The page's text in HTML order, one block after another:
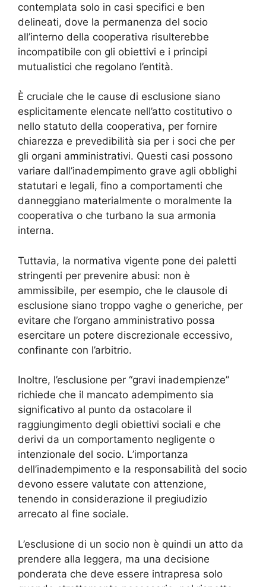
contemplata solo in casi specifici e ben
delineati, dove la permanenza del socio
all’interno della cooperativa risulterebbe
incompatibile con gli obiettivi e i principi
mutualistici che regolano l’entità.
È cruciale che le cause di esclusione siano
esplicitamente elencate nell’atto costitutivo o
nello statuto della cooperativa, per fornire
chiarezza e prevedibilità sia per i soci che per
gli organi amministrativi. Questi casi possono
variare dall’inadempimento grave agli obblighi
statutari e legali, fino a comportamenti che
danneggiano materialmente o moralmente la
cooperativa o che turbano la sua armonia
interna.
Tuttavia, la normativa vigente pone dei paletti
stringenti per prevenire abusi: non è
ammissibile, per esempio, che le clausole di
esclusione siano troppo vaghe o generiche, per
evitare che l’organo amministrativo possa
esercitare un potere discrezionale eccessivo,
confinante con l’arbitrio.
Inoltre, l’esclusione per “gravi inadempienze”
richiede che il mancato adempimento sia
significativo al punto da ostacolare il
raggiungimento degli obiettivi sociali e che
derivi da un comportamento negligente o
intenzionale del socio. L’importanza
dell’inadempimento e la responsabilità del socio
devono essere valutate con attenzione,
tenendo in considerazione il pregiudizio
arrecato al fine sociale.
L’esclusione di un socio non è quindi un atto da
prendere alla leggera, ma una decisione
ponderata che deve essere intrapresa solo